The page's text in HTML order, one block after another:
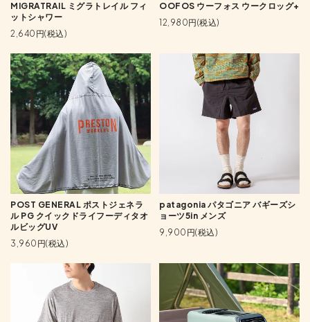
MIGRATRAIL ミグラトレイル フィ
ットシャワー
2,640円(税込)
OOFOS ウーフォス ウークロッグ+
12,980円(税込)
POST GENERAL ポストジェネラ
ル PG クイックドライフーディタオ
ルビッグUV
3,960円(税込)
patagonia パタゴニア バギーズシ
ョーツ5in メンズ
9,900円(税込)